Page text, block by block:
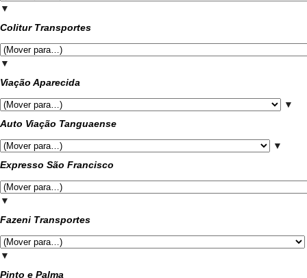
▼
Colitur Transportes
▼
Viação Aparecida
▼
Auto Viação Tanguaense
▼
Expresso São Francisco
▼
Fazeni Transportes
▼
Pinto e Palma